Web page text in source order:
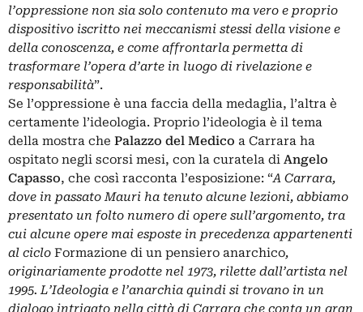
l’oppressione non sia solo contenuto ma vero e proprio
dispositivo iscritto nei meccanismi stessi della visione e
della conoscenza, e come affrontarla permetta di
trasformare l’opera d’arte in luogo di rivelazione e
responsabilità”.
Se l’oppressione è una faccia della medaglia, l’altra è
certamente l’ideologia. Proprio l’ideologia è il tema
della mostra che Palazzo del Medico a Carrara ha
ospitato negli scorsi mesi, con la curatela di Angelo
Capasso, che così racconta l’esposizione: “A Carrara,
dove in passato Mauri ha tenuto alcune lezioni, abbiamo
presentato un folto numero di opere sull’argomento, tra
cui alcune opere mai esposte in precedenza appartenenti
al ciclo Formazione di un pensiero anarchico,
originariamente prodotte nel 1973, rilette dall’artista nel
1995. L’Ideologia e l’anarchia quindi si trovano in un
dialogo intrigato nella città di Carrara che conta un gran